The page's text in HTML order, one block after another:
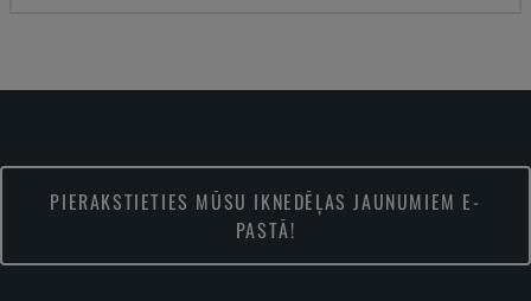
PIERAKSTIETIES MŪSU IKNEDĒĻAS JAUNUMIEM E-
PASTĀ!